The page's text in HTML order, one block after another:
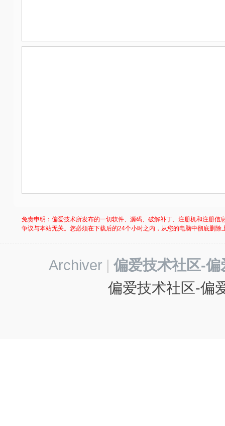
免责申明：偏爱技术所发布的一切软件、源码、破解补丁、注册机和注册
争议与本站无关。您必须在下载后的24个小时之内，从您的电脑中彻底删
Archiver | 偏爱技术社区-
偏爱技术社区-偏